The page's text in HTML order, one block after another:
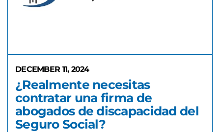
DECEMBER 11, 2024
¿Realmente necesitas
contratar una firma de
abogados de discapacidad del
Seguro Social?